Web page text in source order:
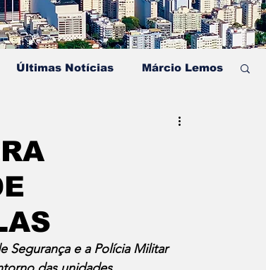
Últimas Notícias Márcio Lemos
Barra Mansa
Segurança e a Polícia Militar